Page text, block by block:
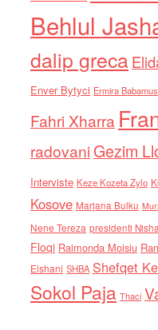
Behlul
dalip greca
Enver Bytyci Ermira
Fahri Xharra
radovaniGezim
Interviste Keze Kozeta Zylo
Kosove Marjana Bulku
Nene Tereza presidenti
Floqi Raimonda Moisiu
Elshani SHBA Shefqet
Sokol Paja Thaci